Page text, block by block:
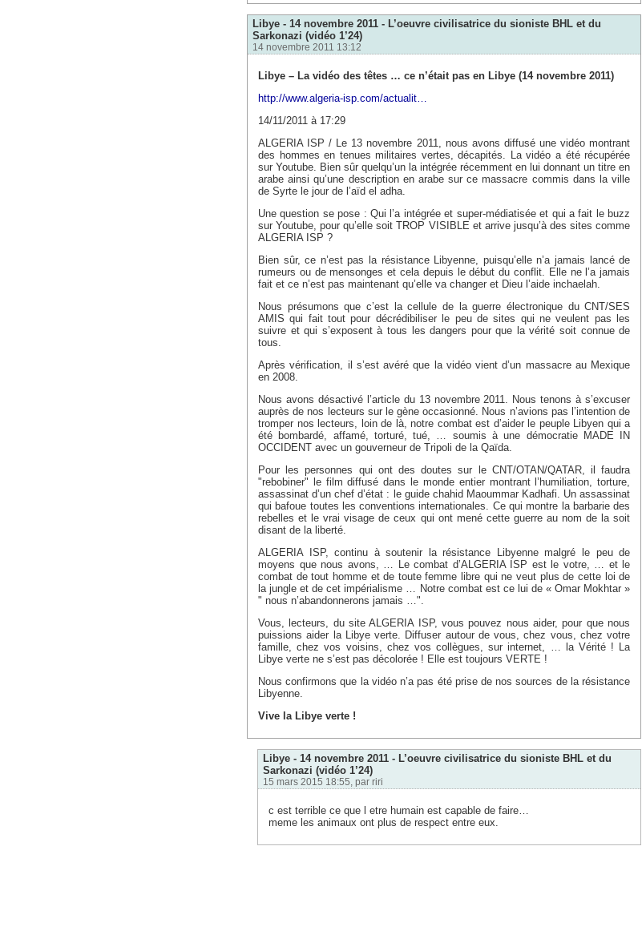
Libye - 14 novembre 2011 - L’oeuvre civilisatrice du sioniste BHL et du
Sarkonazi (vidéo 1’24)
14 novembre 2011 13:12
Libye – La vidéo des têtes … ce n’était pas en Libye (14 novembre 2011)
http://www.algeria-isp.com/actualit…
14/11/2011 à 17:29
ALGERIA ISP / Le 13 novembre 2011, nous avons diffusé une vidéo montrant
des hommes en tenues militaires vertes, décapités. La vidéo a été récupérée
sur Youtube. Bien sûr quelqu’un la intégrée récemment en lui donnant un titre en
arabe ainsi qu’une description en arabe sur ce massacre commis dans la ville
de Syrte le jour de l’aïd el adha.
Une question se pose : Qui l’a intégrée et super-médiatisée et qui a fait le buzz
sur Youtube, pour qu’elle soit TROP VISIBLE et arrive jusqu’à des sites comme
ALGERIA ISP ?
Bien sûr, ce n’est pas la résistance Libyenne, puisqu’elle n’a jamais lancé de
rumeurs ou de mensonges et cela depuis le début du conflit. Elle ne l’a jamais
fait et ce n’est pas maintenant qu’elle va changer et Dieu l’aide inchaelah.
Nous présumons que c’est la cellule de la guerre électronique du CNT/SES
AMIS qui fait tout pour décrédibiliser le peu de sites qui ne veulent pas les
suivre et qui s’exposent à tous les dangers pour que la vérité soit connue de
tous.
Après vérification, il s’est avéré que la vidéo vient d’un massacre au Mexique
en 2008.
Nous avons désactivé l’article du 13 novembre 2011. Nous tenons à s’excuser
auprès de nos lecteurs sur le gène occasionné. Nous n’avions pas l’intention de
tromper nos lecteurs, loin de là, notre combat est d’aider le peuple Libyen qui a
été bombardé, affamé, torturé, tué, … soumis à une démocratie MADE IN
OCCIDENT avec un gouverneur de Tripoli de la Qaïda.
Pour les personnes qui ont des doutes sur le CNT/OTAN/QATAR, il faudra
"rebobiner" le film diffusé dans le monde entier montrant l’humiliation, torture,
assassinat d’un chef d’état : le guide chahid Maoummar Kadhafi. Un assassinat
qui bafoue toutes les conventions internationales. Ce qui montre la barbarie des
rebelles et le vrai visage de ceux qui ont mené cette guerre au nom de la soit
disant de la liberté.
ALGERIA ISP, continu à soutenir la résistance Libyenne malgré le peu de
moyens que nous avons, … Le combat d’ALGERIA ISP est le votre, … et le
combat de tout homme et de toute femme libre qui ne veut plus de cette loi de
la jungle et de cet impérialisme … Notre combat est ce lui de « Omar Mokhtar »
" nous n’abandonnerons jamais …".
Vous, lecteurs, du site ALGERIA ISP, vous pouvez nous aider, pour que nous
puissions aider la Libye verte. Diffuser autour de vous, chez vous, chez votre
famille, chez vos voisins, chez vos collègues, sur internet, … la Vérité ! La
Libye verte ne s’est pas décolorée ! Elle est toujours VERTE !
Nous confirmons que la vidéo n’a pas été prise de nos sources de la résistance
Libyenne.
Vive la Libye verte !
Libye - 14 novembre 2011 - L’oeuvre civilisatrice du sioniste BHL et du
Sarkonazi (vidéo 1’24)
15 mars 2015 18:55, par riri
c est terrible ce que l etre humain est capable de faire…
meme les animaux ont plus de respect entre eux.